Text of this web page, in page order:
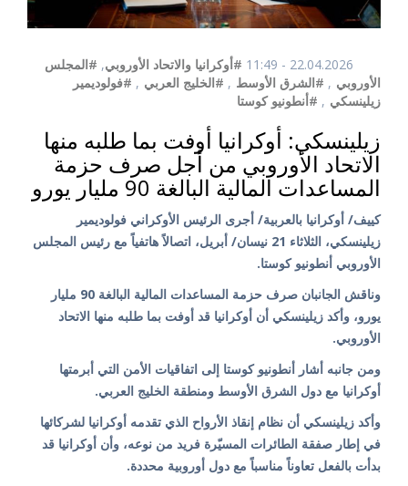
22.04.2026 - 11:49 #أوكرانيا والاتحاد الأوروبي, #المجلس
الأوروبي , #الشرق الأوسط , #الخليج العربي , #فولوديمير
زيلينسكي , #أنطونيو كوستا
زيلينسكي: أوكرانيا أوفت بما طلبه منها
الاتحاد الأوروبي من أجل صرف حزمة
المساعدات المالية البالغة 90 مليار يورو
كييف/ أوكرانيا بالعربية/ أجرى الرئيس الأوكراني فولوديمير
زيلينسكي، الثلاثاء 21 نيسان/ أبريل، اتصالاً هاتفياً مع رئيس المجلس
الأوروبي أنطونيو كوستا.
وناقش الجانبان صرف حزمة المساعدات المالية البالغة 90 مليار
يورو، وأكد زيلينسكي أن أوكرانيا قد أوفت بما طلبه منها الاتحاد
الأوروبي.
ومن جانبه أشار أنطونيو كوستا إلى اتفاقيات الأمن التي أبرمتها
أوكرانيا مع دول الشرق الأوسط ومنطقة الخليج العربي.
وأكد زيلينسكي أن نظام إنقاذ الأرواح الذي تقدمه أوكرانيا لشركائها
في إطار صفقة الطائرات المسيّرة فريد من نوعه، وأن أوكرانيا قد
بدأت بالفعل تعاوناً مناسباً مع دول أوروبية محددة.